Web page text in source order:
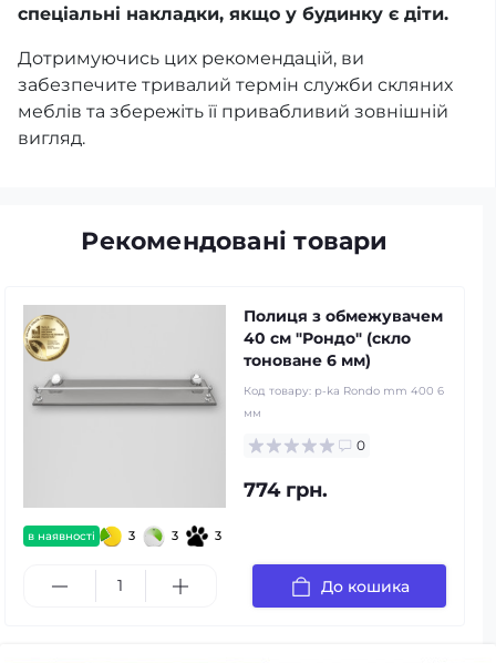
спеціальні накладки, якщо у будинку є діти.
Дотримуючись цих рекомендацій, ви
забезпечите тривалий термін служби скляних
меблів та збережіть її привабливий зовнішній
вигляд.
Рекомендовані товари
в наявності 3 3 3
Полиця з обмежувачем
40 см "Рондо" (скло
тоноване 6 мм)
Код товару: p-ka Rondo mm 400 6
мм
0
774 грн.
До кошика